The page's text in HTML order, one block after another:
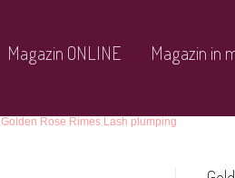
Magazin ONLINE Magazin in
Golden Rose Rimes Lash plumping